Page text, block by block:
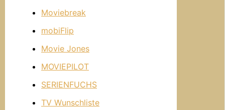
Moviebreak
mobiFlip
Movie Jones
MOVIEPILOT
SERIENFUCHS
TV Wunschliste